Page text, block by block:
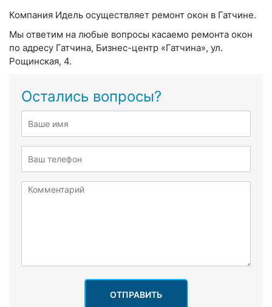
Компания Идель осуществляет ремонт окон в Гатчине.
Мы ответим на любые вопросы касаемо ремонта окон
по адресу Гатчина, Бизнес-центр «Гатчина», ул.
Рощинская, 4.
Остались вопросы?
ОТПРАВИТЬ